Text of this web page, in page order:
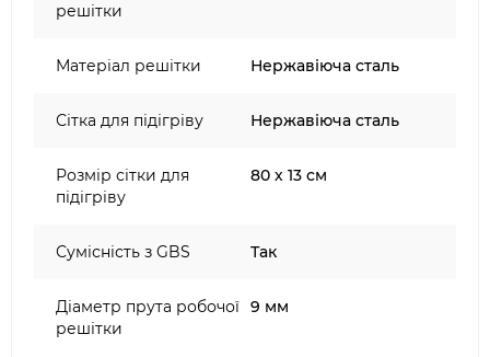
решітки
Матеріал решітки Нержавіюча сталь
Сітка для підігріву Нержавіюча сталь
Розмір сітки для
підігріву
80 х 13 см
Сумісність з GBS Так
Діаметр прута робочої
решітки
9 мм